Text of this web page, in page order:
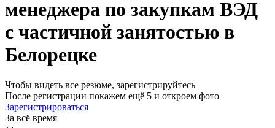
менеджера по закупкам ВЭД
с частичной занятостью в
Белорецке
Чтобы видеть все резюме, зарегистрируйтесь
После регистрации покажем ещё 5 и откроем фото
Зарегистрироваться
За всё время